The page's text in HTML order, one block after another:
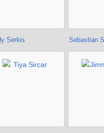
Serkis Sebastian